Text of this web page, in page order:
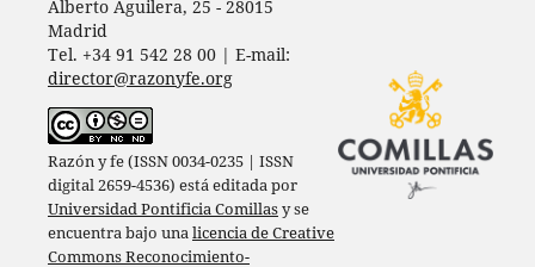
Alberto Aguilera, 25 - 28015
Madrid
Tel. +34 91 542 28 00 | E-mail:
director@razonyfe.org
Razón y fe (ISSN 0034-0235 | ISSN
digital 2659-4536) está editada por
Universidad Pontificia Comillasy se
encuentra bajo unalicencia de Creative
Commons Reconocimiento-